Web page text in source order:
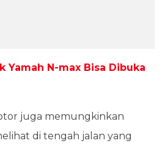
Yamah N-max Bisa Dibuka
juga memungkinkan
di tengah jalan yang